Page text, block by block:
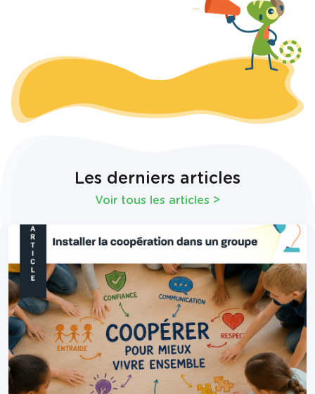
Les derniers articles
Voir tous les articles >